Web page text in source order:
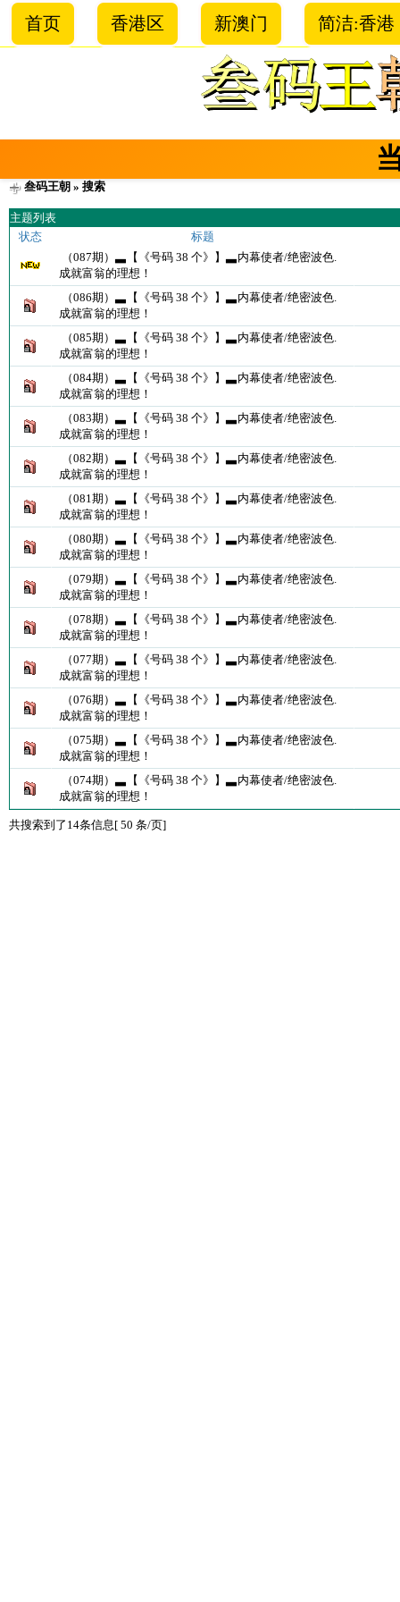
首页 香港区 新澳门 简洁:香港
叁码王朝 » 搜索
主题列表
状态
标题
（087期）▃【《号码 38 个》】▃内幕使者/绝密波色.
成就富翁的理想！
（086期）▃【《号码 38 个》】▃内幕使者/绝密波色.
成就富翁的理想！
（085期）▃【《号码 38 个》】▃内幕使者/绝密波色.
成就富翁的理想！
（084期）▃【《号码 38 个》】▃内幕使者/绝密波色.
成就富翁的理想！
（083期）▃【《号码 38 个》】▃内幕使者/绝密波色.
成就富翁的理想！
（082期）▃【《号码 38 个》】▃内幕使者/绝密波色.
成就富翁的理想！
（081期）▃【《号码 38 个》】▃内幕使者/绝密波色.
成就富翁的理想！
（080期）▃【《号码 38 个》】▃内幕使者/绝密波色.
成就富翁的理想！
（079期）▃【《号码 38 个》】▃内幕使者/绝密波色.
成就富翁的理想！
（078期）▃【《号码 38 个》】▃内幕使者/绝密波色.
成就富翁的理想！
（077期）▃【《号码 38 个》】▃内幕使者/绝密波色.
成就富翁的理想！
（076期）▃【《号码 38 个》】▃内幕使者/绝密波色.
成就富翁的理想！
（075期）▃【《号码 38 个》】▃内幕使者/绝密波色.
成就富翁的理想！
（074期）▃【《号码 38 个》】▃内幕使者/绝密波色.
成就富翁的理想！
共搜索到了14条信息[ 50 条/页]